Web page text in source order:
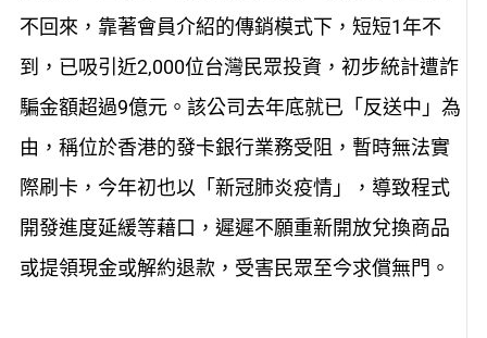
不回來，靠著會員介紹的傳銷模式下，短短1年不
到，已吸引近2,000位台灣民眾投資，初步統計遭詐
騙金額超過9億元。該公司去年底就已「反送中」為
由，稱位於香港的發卡銀行業務受阻，暫時無法實
際刷卡，今年初也以「新冠肺炎疫情」，導致程式
開發進度延緩等藉口，遲遲不願重新開放兌換商品
或提領現金或解約退款，受害民眾至今求償無門。